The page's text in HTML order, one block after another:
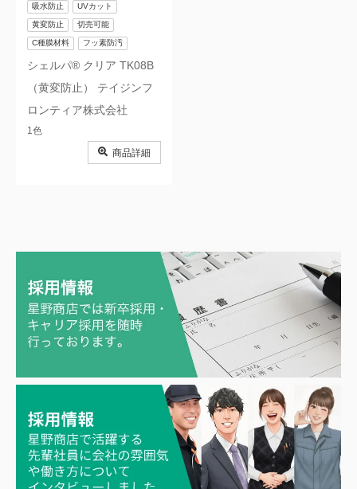
シェルパ® クリア TK08B
（黄変防止） テイジンフ
ロンティア株式会社
吸水防止 UVカット
黄変防止 切売可能
C種膜材料 フッ素防汚
1色
商品詳細